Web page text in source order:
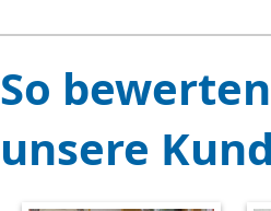
So
unsere